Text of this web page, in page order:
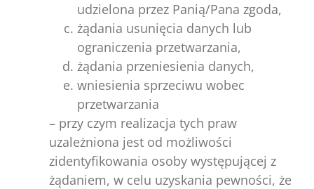
udzielona przez Panią/Pana zgoda,
żądania usunięcia danych lub
ograniczenia przetwarzania,
żądania przeniesienia danych,
wniesienia sprzeciwu wobec
przetwarzania
– przy czym realizacja tych praw
uzależniona jest od możliwości
zidentyfikowania osoby występującej z
żądaniem, w celu uzyskania pewności, że